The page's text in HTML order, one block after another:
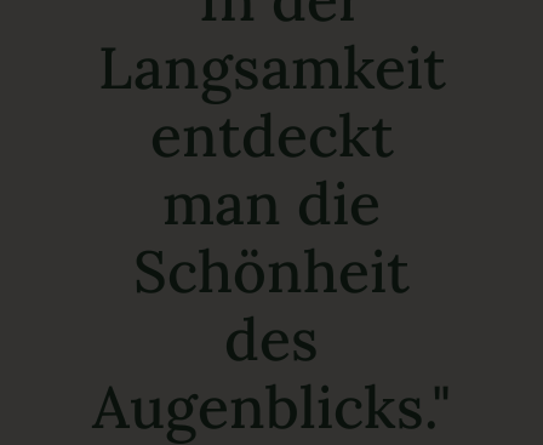
Langsamkeit
entdeckt
man die
Schönheit
des
Augenblicks."